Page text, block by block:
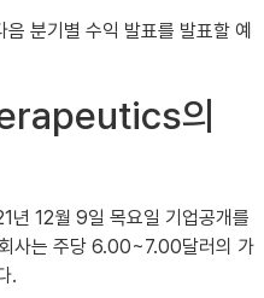
분기별 수익 발표를 발표할 예
의
12월 9일 목요일 기업공개를
사는 주당 6.00~7.00달러의 가
.